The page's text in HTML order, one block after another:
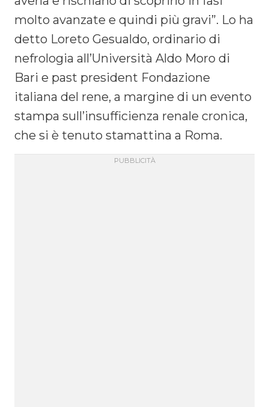
molto avanzate e quindi più gravi”. Lo ha
detto Loreto Gesualdo, ordinario di
nefrologia all’Università Aldo Moro di
Bari e past president Fondazione
italiana del rene, a margine di un evento
stampa sull’insufficienza renale cronica,
che si è tenuto stamattina a Roma.